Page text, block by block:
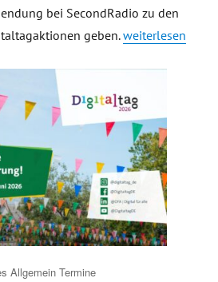
bei SecondRadio zu den
geben.„Digitale
weiterlesen
Allgemein Termine